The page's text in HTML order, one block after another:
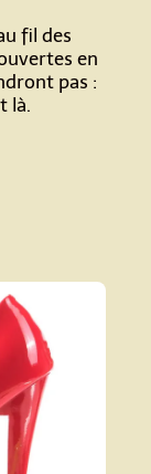
fil des
en
pas :
là.